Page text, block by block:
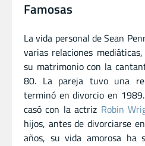
Famosas
La vida personal de Sean
varias relaciones
su matrimonio con la
80. La pareja tuvo una
terminó en divorcio en
casó con la actriz Robin
hijos, antes de divorciarse
años, su vida amorosa ha